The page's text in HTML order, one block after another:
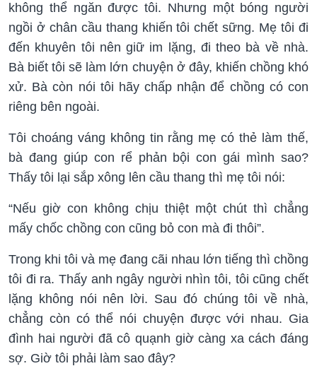
không thể ngăn được tôi. Nhưng một bóng người
ngồi ở chân cầu thang khiến tôi chết sững. Mẹ tôi đi
đến khuyên tôi nên giữ im lặng, đi theo bà về nhà.
Bà biết tôi sẽ làm lớn chuyện ở đây, khiến chồng khó
xử. Bà còn nói tôi hãy chấp nhận để chồng có con
riêng bên ngoài.
Tôi choáng váng không tin rằng mẹ có thẻ làm thế,
bà đang giúp con rể phản bội con gái mình sao?
Thấy tôi lại sắp xông lên cầu thang thì mẹ tôi nói:
“Nếu giờ con không chịu thiệt một chút thì chẳng
mấy chốc chồng con cũng bỏ con mà đi thôi”.
Trong khi tôi và mẹ đang cãi nhau lớn tiếng thì chồng
tôi đi ra. Thấy anh ngây người nhìn tôi, tôi cũng chết
lặng không nói nên lời. Sau đó chúng tôi về nhà,
chẳng còn có thể nói chuyện được với nhau. Gia
đình hai người đã cô quạnh giờ càng xa cách đáng
sợ. Giờ tôi phải làm sao đây?